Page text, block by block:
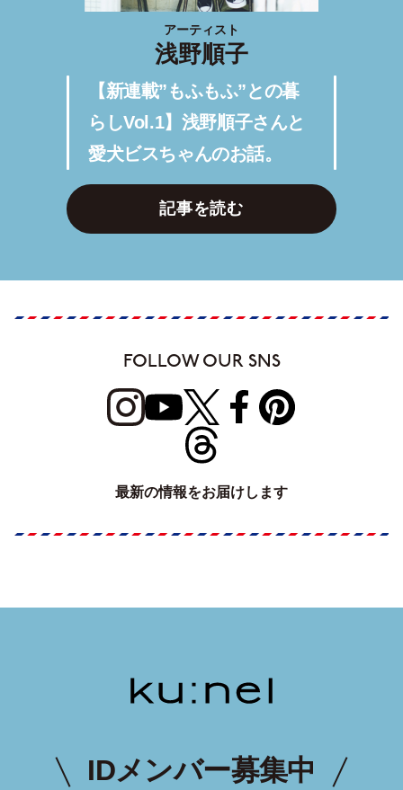
アーティスト
浅野順子
【新連載”もふもふ”との暮
らしVol.1】浅野順子さんと
愛犬ビスちゃんのお話。
記事を読む
FOLLOW OUR SNS
最新の情報をお届けします
IDメンバー募集中